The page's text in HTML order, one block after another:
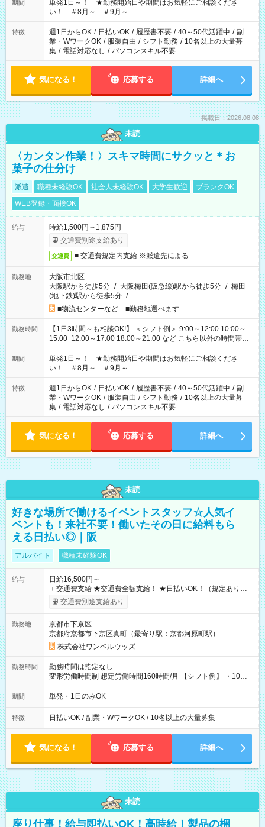
期間
単発1日～！ ★勤務開始日や期間はお気軽にご相談くださ
い！ ＃8月～ ＃9月～
特徴 週1日からOK / 日払いOK / 履歴書不要 / 40～50代活躍中 / 副
業・WワークOK / 服装自由 / シフト勤務 / 10名以上の大量募
集 / 電話対応なし / パソコンスキル不要
気になる！ 応募する 詳細へ
掲載日：2026.08.08
未読
〈カンタン作業！〉スキマ時間にサクッと＊お
菓子の仕分け
派遣 職種未経験OK 社会人未経験OK 大学生歓迎
ブランクOK
WEB登録・面接OK
給与
時給1,500円～1,875円
交通費別途支給あり
交通費 ■ 交通費規定内支給 ※派遣先による
勤務地
大阪市北区
大阪駅から徒歩5分 / 大阪梅田(阪急線)駅から徒歩5分 / 梅田
(地下鉄)駅から徒歩5分 / …
■物流センターなど ■勤務地選べます
勤務時間
【1日3時間～も相談OK!】 ＜シフト例＞ 9:00～12:00 10:00～
15:00 12:00～17:00 18:00～21:00 など こちら以外の時間帯も
お気軽にご相談ください！
期間
単発1日～！ ★勤務開始日や期間はお気軽にご相談くださ
い！ ＃8月～ ＃9月～
特徴 週1日からOK / 日払いOK / 履歴書不要 / 40～50代活躍中 / 副
業・WワークOK / 服装自由 / シフト勤務 / 10名以上の大量募
集 / 電話対応なし / パソコンスキル不要
気になる！ 応募する 詳細へ
未読
好きな場所で働けるイベントスタッフ☆人気イ
ベントも！来社不要！働いたその日に給料もら
える日払い◎｜阪
アルバイト 職種未経験OK
給与
日給16,500円～
＋交通費支給 ★交通費全額支給！ ★日払いOK！（規定あり） ┗
働いたその日に現金GET♪ お仕事後はコンビニATMから 日払
交通費別途支給あり
勤務地
京都市下京区
京都府京都市下京区真町（最寄り駅：京都河原町駅）
株式会社ワンベルウッズ
勤務時間
勤務時間は指定なし
変形労働時間制 想定労働時間160時間/月 【シフト例】 ・10：
00～20：00
期間 単発・1日のみOK
特徴 日払いOK / 副業・WワークOK / 10名以上の大量募集
気になる！ 応募する 詳細へ
未読
座り仕事！給与即払いOK！高時給！製品の梱